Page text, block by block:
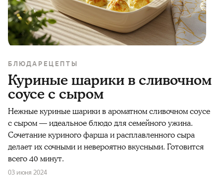
БЛЮДА РЕЦЕПТЫ
Куриные шарики в сливочном
соусе с сыром
Нежные куриные шарики в ароматном сливочном соусе
с сыром — идеальное блюдо для семейного ужина.
Сочетание куриного фарша и расплавленного сыра
делает их сочными и невероятно вкусными. Готовится
всего 40 минут.
03 июня 2024